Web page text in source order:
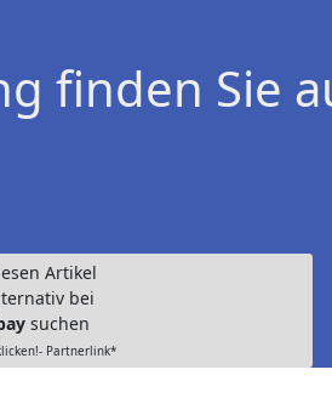
finden Sie
Artikel
bei
suchen
Partnerlink*